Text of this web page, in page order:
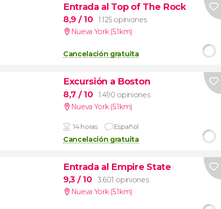
Entrada al Top of The Rock
8,9 / 10
1.125 opiniones
Nueva York (5.1km)
Cancelación gratuita
Excursión a Boston
8,7 / 10
1.490 opiniones
Nueva York (5.1km)
14 horas Español
Cancelación gratuita
Entrada al Empire State
9,3 / 10
3.601 opiniones
Nueva York (5.1km)